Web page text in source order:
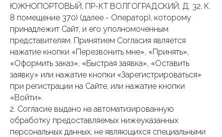
ЮЖНОПОРТОВЫЙ, ПР-КТ ВОЛГОГРАДСКИЙ, Д. 32, К.
8 помещение 370) (далее - Оператор), которому
принадлежит Сайт, и его уполномоченным
представителям. Принятием Согласия является
нажатие кнопки «Перезвонить мне», «Принять»,
«Оформить заказ», «Быстрая заявка», «Оставить
заявку» или нажатие кнопки «Зарегистрироваться»
при регистрации на Сайте, или нажатие кнопки
«Войти».
2. Согласие выдано на автоматизированную
обработку предоставляемых нижеуказанных
персональных данных, не являющихся специальными